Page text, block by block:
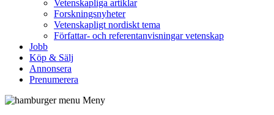
Vetenskapliga artiklar
Forskningsnyheter
Vetenskapligt nordiskt tema
Författar- och referentanvisningar vetenskap
Jobb
Köp & Sälj
Annonsera
Prenumerera
Meny